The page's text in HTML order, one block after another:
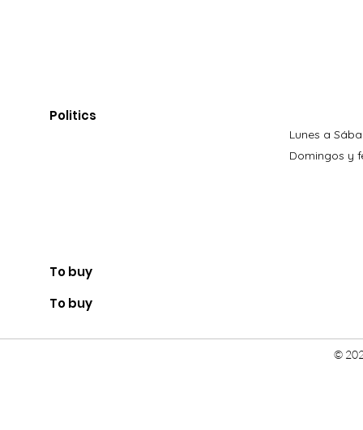
Politics
To buy
To buy
Lunes a
Domingos y
©